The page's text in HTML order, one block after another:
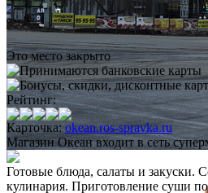
Это место закрыто
Рейтинг:
Карточка: okean.ros-spravka.ru
Магазин Океан входит в сеть
Готовые блюда, салаты и закуски.
кулинария. Приготовление суши